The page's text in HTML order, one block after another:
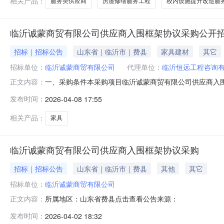
临沂诚蒙商贸有限公司供应商入围框架协议采购公开
招标｜招标公告 山东省｜临沂市｜费县 家具建材
其它
招标单位： 临沂诚蒙商贸有限公司 代理单位： 临沂恒远工程咨询
正文内容： 一、采购条件本采购项目临沂诚蒙商贸有限公司供应商
购内容：临沂诚蒙商贸有限公司供应商入围框架协议二
安防消防类。（注：本次招标所采购
发布时间： 2026-04-08 17:55
相关产品：
家具
临沂诚蒙商贸有限公司供应商入围框架协议采购
招标｜招标公告 山东省｜临沂市｜费县 其他
其它
招标单位： 临沂诚蒙商贸有限公司
正文内容： 所属地区：山东省费县点击查看公告来源：
发布时间： 2026-04-02 18:32